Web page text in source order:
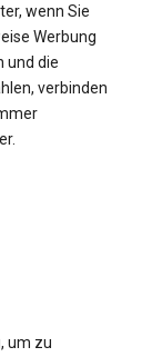
wenn Sie
Werbung
und die
verbinden
um zu